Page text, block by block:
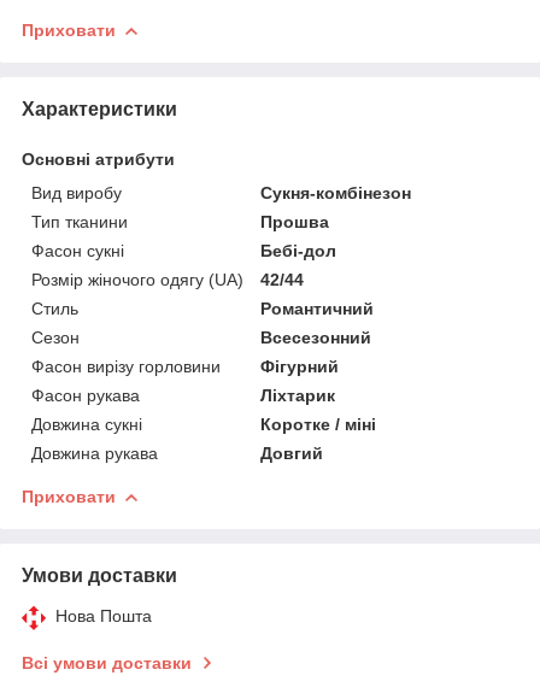
Приховати
Характеристики
Основні атрибути
Вид виробу
Сукня-комбінезон
Тип тканини
Прошва
Фасон сукні
Бебі-дол
Розмір жіночого одягу (UA)
42/44
Стиль
Романтичний
Сезон
Всесезонний
Фасон вирізу горловини
Фігурний
Фасон рукава
Ліхтарик
Довжина сукні
Коротке / міні
Довжина рукава
Довгий
Приховати
Умови доставки
Нова Пошта
Всі умови доставки